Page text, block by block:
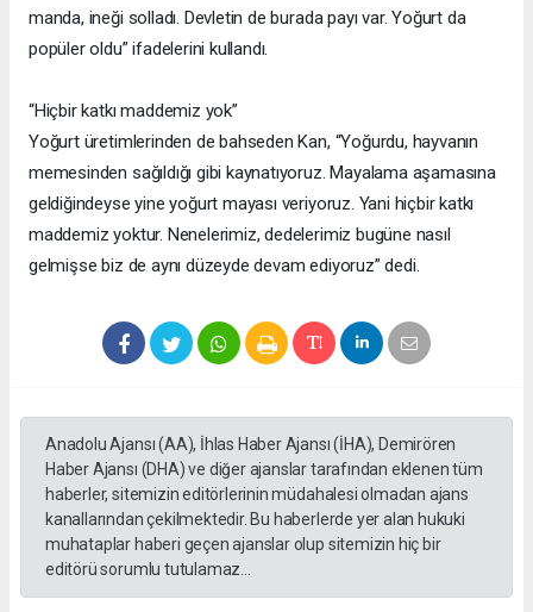
manda, ineği solladı. Devletin de burada payı var. Yoğurt da
popüler oldu” ifadelerini kullandı.
“Hiçbir katkı maddemiz yok”
Yoğurt üretimlerinden de bahseden Kan, “Yoğurdu, hayvanın
memesinden sağıldığı gibi kaynatıyoruz. Mayalama aşamasına
geldiğindeyse yine yoğurt mayası veriyoruz. Yani hiçbir katkı
maddemiz yoktur. Nenelerimiz, dedelerimiz bugüne nasıl
gelmişse biz de aynı düzeyde devam ediyoruz” dedi.
Anadolu Ajansı (AA), İhlas Haber Ajansı (İHA), Demirören
Haber Ajansı (DHA) ve diğer ajanslar tarafından eklenen tüm
haberler, sitemizin editörlerinin müdahalesi olmadan ajans
kanallarından çekilmektedir. Bu haberlerde yer alan hukuki
muhataplar haberi geçen ajanslar olup sitemizin hiç bir
editörü sorumlu tutulamaz...